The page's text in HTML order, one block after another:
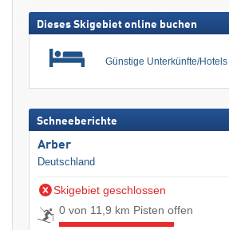
Dieses Skigebiet online buchen
Günstige Unterkünfte/Hotels
Schneeberichte
Arber
Deutschland
Skigebiet geschlossen
0 von 11,9 km Pisten offen